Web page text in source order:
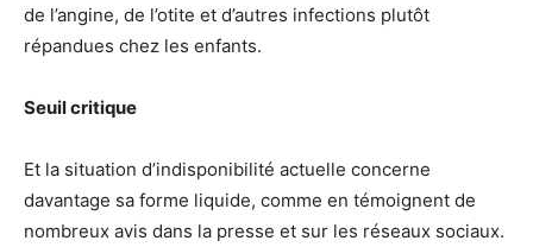
de l’angine, de l’otite et d’autres infections plutôt
répandues chez les enfants.
Seuil critique
Et la situation d’indisponibilité actuelle concerne
davantage sa forme liquide, comme en témoignent de
nombreux avis dans la presse et sur les réseaux sociaux.